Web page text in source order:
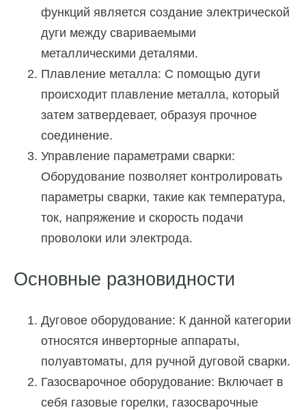
функций является создание электрической
дуги между свариваемыми
металлическими деталями.
Плавление металла: С помощью дуги
происходит плавление металла, который
затем затвердевает, образуя прочное
соединение.
Управление параметрами сварки:
Оборудование позволяет контролировать
параметры сварки, такие как температура,
ток, напряжение и скорость подачи
проволоки или электрода.
Основные разновидности
Дуговое оборудование: К данной категории
относятся инверторные аппараты,
полуавтоматы, для ручной дуговой сварки.
Газосварочное оборудование: Включает в
себя газовые горелки, газосварочные